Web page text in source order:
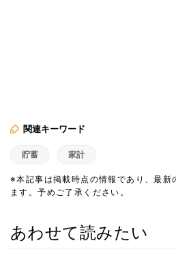
関連キーワード
貯蓄 家計
※本記事は掲載時点の情報であり、最新
ます。予めご了承ください。
あわせて読みたい